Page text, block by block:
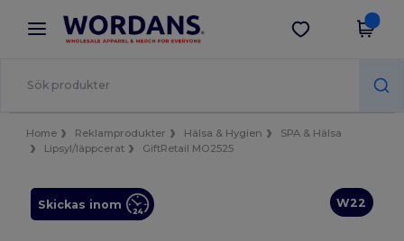
× Wordans-app
Bättre priser i appen!
Hämta app
Home Reklamprodukter Hälsa & Hygien
SPA & Hälsa
Lipsyl/läppcerat
GiftRetail MO2525
W22
Skickas inom